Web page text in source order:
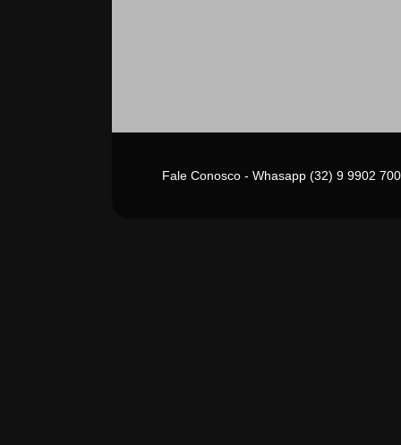
Fale Conosco - Whasapp (32) 9 9902